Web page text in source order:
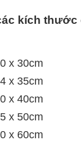
kích thước
x 30cm
x 35cm
x 40cm
x 50cm
x 60cm